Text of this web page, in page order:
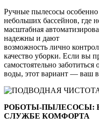
Ручные пылесосы
небольших бассейнов, где
масштабная
надежны и дают
возможность лично
качество уборки. Если вы
самостоятельно заботиться
воды, этот вариант — ваш
РОБОТЫ-ПЫЛЕСОСЫ:
СЛУЖБЕ КОМФОРТА